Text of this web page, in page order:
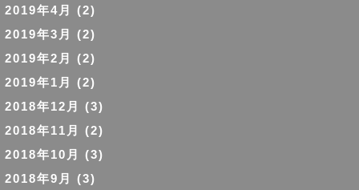
2019年4月
(2)
2019年3月
(2)
2019年2月
(2)
2019年1月
(2)
2018年12月
(3)
2018年11月
(2)
2018年10月
(3)
2018年9月
(3)